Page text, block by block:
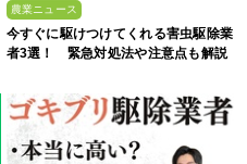
農業ニュース
今すぐに駆けつけてくれる害虫駆除業
者3選！ 緊急対処法や注意点も解説